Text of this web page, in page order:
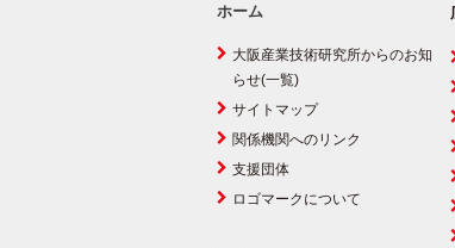
ホーム
大阪産業技術研究所からのお知
らせ(一覧)
サイトマップ
関係機関へのリンク
支援団体
ロゴマークについて